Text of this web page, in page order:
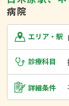
病院
エリア・駅
診療科目
詳細条件